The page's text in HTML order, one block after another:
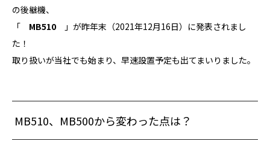
の後継機、
「 MB510 」が昨年末（2021年12月16日）に発表されまし
た！
取り扱いが当社でも始まり、早速設置予定も出てまいりました。
MB510、MB500から変わった点は？